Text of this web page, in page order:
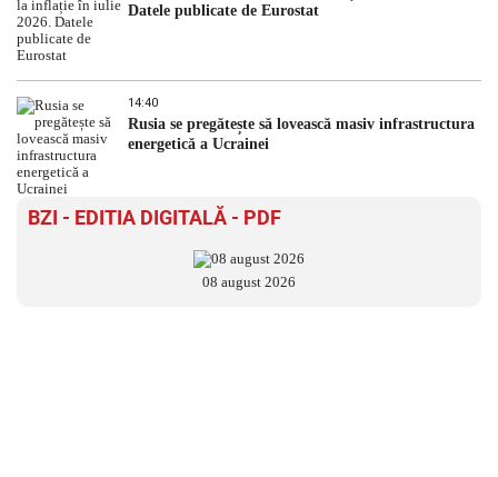
Datele publicate de Eurostat
14:40
Rusia se pregătește să lovească masiv infrastructura
energetică a Ucrainei
BZI - EDITIA DIGITALĂ - PDF
08 august 2026